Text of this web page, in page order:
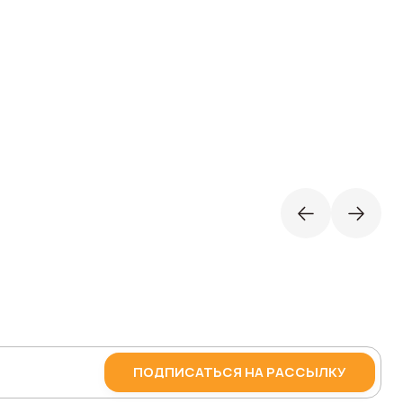
ПОДПИСАТЬСЯ НА РАССЫЛКУ